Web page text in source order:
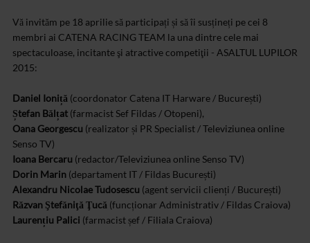
Vă invităm pe 18 aprilie să participați și să îi susțineți pe cei 8
membri ai CATENA RACING TEAM la una dintre cele mai
spectaculoase, incitante şi atractive competiţii - ASALTUL LUPILOR
2015:
Daniel Ioniță (coordonator Catena IT Harware / București)
Ștefan Bălțat (farmacist Sef Fildas / Otopeni),
Oana Georgescu (realizator și PR Specialist / Televiziunea online
Senso TV)
Ioana Bercaru (redactor/Televiziunea online Senso TV)
Dorin Marin (departament IT / Fildas București)
Alexandru Nicolae Tudosescu (agent servicii clienți / București)
Răzvan Ştefăniţă Ţucă (funcționar Administrativ / Fildas Craiova)
Laurențiu Palici (farmacist șef / Filiala Craiova)